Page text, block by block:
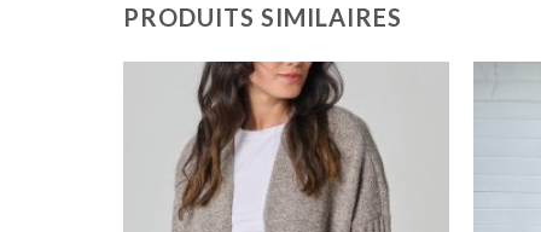
PRODUITS SIMILAIRES